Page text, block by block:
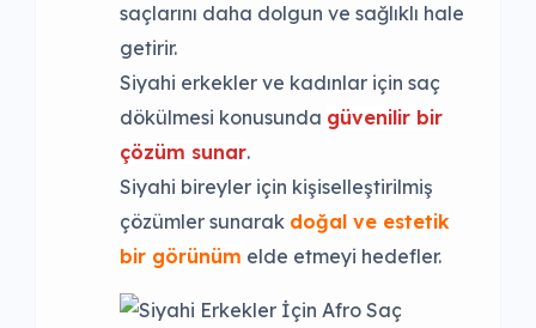
saçlarını daha dolgun ve sağlıklı hale
getirir.
Siyahi erkekler ve kadınlar için saç
dökülmesi konusunda güvenilir bir
çözüm sunar.
Siyahi bireyler için kişiselleştirilmiş
çözümler sunarak doğal ve estetik
bir görünüm elde etmeyi hedefler.